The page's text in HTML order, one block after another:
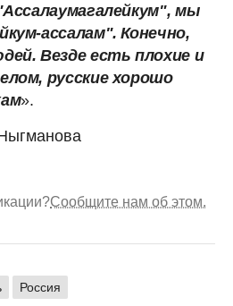
мы
ассалам". Конечно,
Везде есть плохие и
русские хорошо
».
Сообщите нам об этом.
Россия